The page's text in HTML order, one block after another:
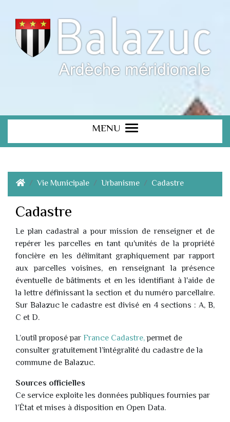
MENU
Vie Municipale Urbanisme Cadastre
Cadastre
Le plan cadastral a pour mission de renseigner et de
repérer les parcelles en tant qu'unités de la propriété
foncière en les délimitant graphiquement par rapport
aux parcelles voisines, en renseignant la présence
éventuelle de bâtiments et en les identifiant à l'aide de
la lettre définissant la section et du numéro parcellaire.
Sur Balazuc le cadastre est divisé en 4 sections : A, B,
C et D.
L’outil proposé parFrance Cadastre,permet de
consulter gratuitement l’intégralité du cadastre de la
commune de Balazuc.
Sources officielles
Ce service exploite les données publiques fournies par
l’État et mises à disposition en Open Data.